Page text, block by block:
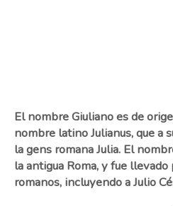
El nombre Giuliano es de
nombre latino Julianus, que a
la gens romana Julia. El
la antigua Roma, y fue
romanos, incluyendo a Julio